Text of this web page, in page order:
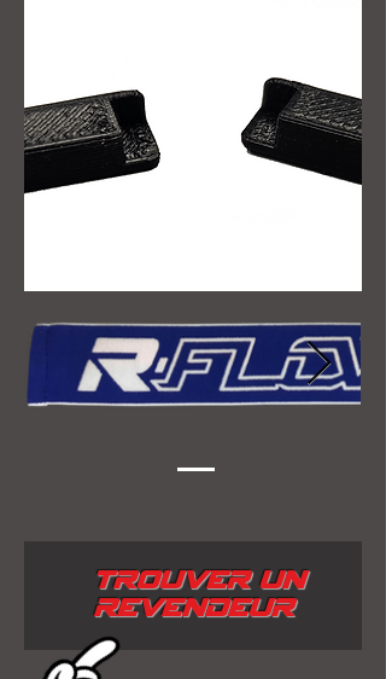
TROUVER UN
REVENDEUR